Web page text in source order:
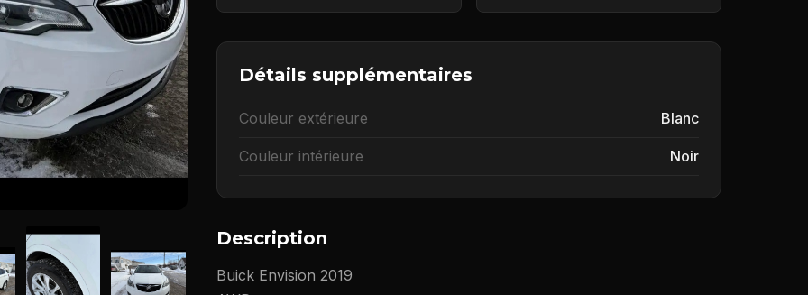
Détails supplémentaires
Couleur extérieure Blanc
Couleur intérieure Noir
Description
Buick Envision 2019